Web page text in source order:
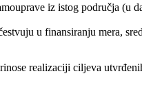
iz istog područja (u
u finansiranju mera,
realizaciji ciljeva